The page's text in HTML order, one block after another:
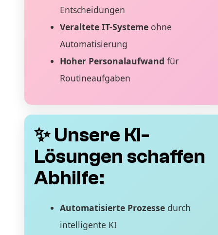
Entscheidungen
Veraltete IT-Systemeohne
Automatisierung
Hoher Personalaufwand für
Routineaufgaben
✨ Unsere KI-
Lösungen schaffen
Abhilfe:
Automatisierte Prozessedurch
intelligente KI